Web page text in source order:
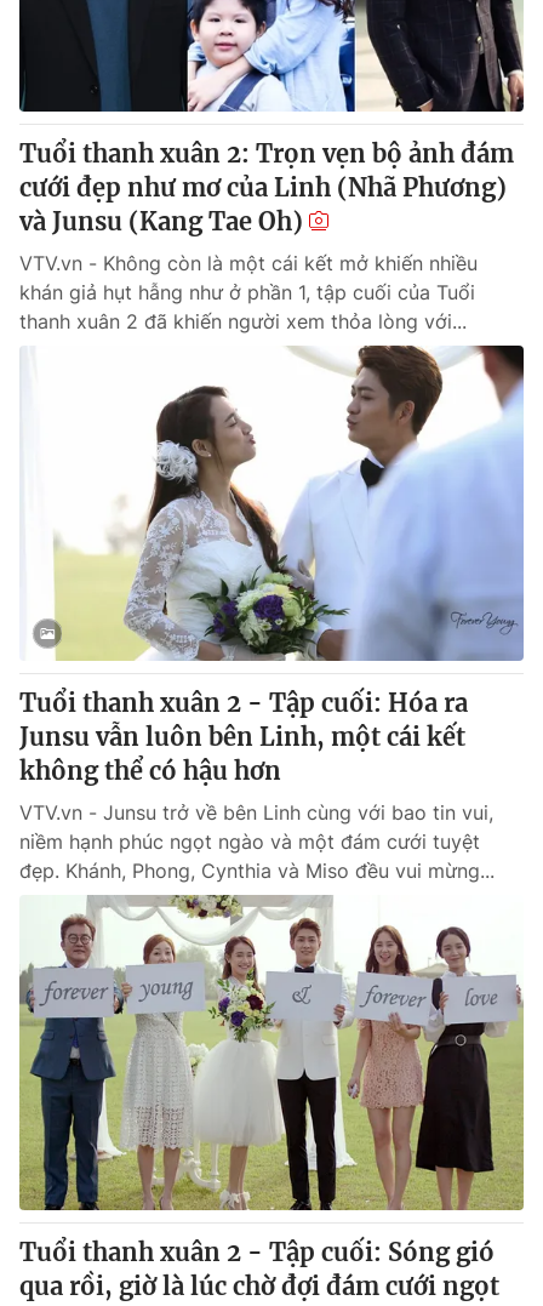
Tuổi thanh xuân 2: Trọn vẹn bộ ảnh đám
cưới đẹp như mơ của Linh (Nhã Phương)
và Junsu (Kang Tae Oh)
VTV.vn - Không còn là một cái kết mở khiến nhiều
khán giả hụt hẫng như ở phần 1, tập cuối của Tuổi
thanh xuân 2 đã khiến người xem thỏa lòng với...
Tuổi thanh xuân 2 - Tập cuối: Hóa ra
Junsu vẫn luôn bên Linh, một cái kết
không thể có hậu hơn
VTV.vn - Junsu trở về bên Linh cùng với bao tin vui,
niềm hạnh phúc ngọt ngào và một đám cưới tuyệt
đẹp. Khánh, Phong, Cynthia và Miso đều vui mừng...
Tuổi thanh xuân 2 - Tập cuối: Sóng gió
qua rồi, giờ là lúc chờ đợi đám cưới ngọt